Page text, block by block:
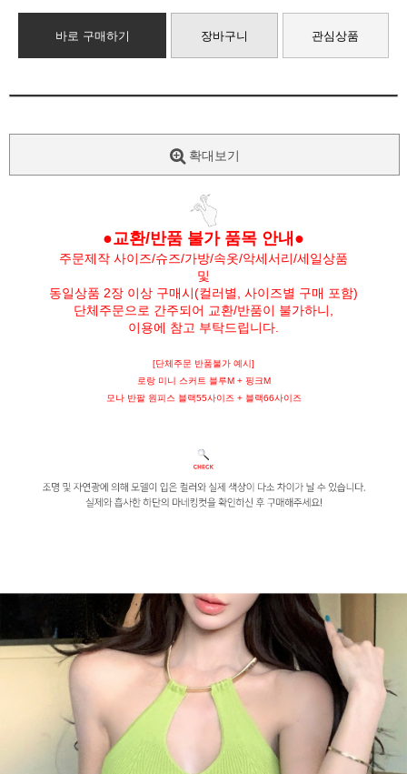
바로 구매하기 장바구니 관심상품
확대보기
●교환/반품 불가 품목 안내●
주문제작 사이즈/슈즈/가방/속옷/악세서리/세일상품
및
동일상품 2장 이상 구매시(컬러별, 사이즈별 구매 포함)
단체주문으로 간주되어 교환/반품이 불가하니,
이용에 참고 부탁드립니다.
[단체주문 반품불가 예시]
로랑 미니 스커트 블루M + 핑크M
모나 반팔 원피스 블랙55사이즈 + 블랙66사이즈